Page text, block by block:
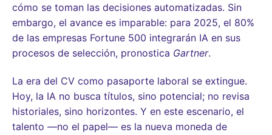
cómo se toman las decisiones automatizadas. Sin
embargo, el avance es imparable: para 2025, el 80%
de las empresas Fortune 500 integrarán IA en sus
procesos de selección, pronostica Gartner.
La era del CV como pasaporte laboral se extingue.
Hoy, la IA no busca títulos, sino potencial; no revisa
historiales, sino horizontes. Y en este escenario, el
talento —no el papel— es la nueva moneda de